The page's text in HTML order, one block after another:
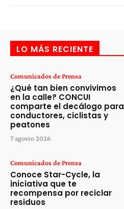
LO MÁS RECIENTE
Comunicados de Prensa
¿Qué tan bien convivimos
en la calle? CONCUI
comparte el decálogo para
conductores, ciclistas y
peatones
7 agosto 2026
Comunicados de Prensa
Conoce Star-Cycle, la
iniciativa que te
recompensa por reciclar
residuos